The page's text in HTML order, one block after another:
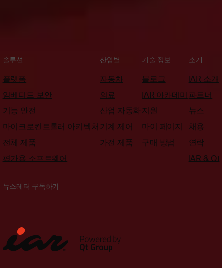
솔루션
플랫폼
임베디드 보안
기능 안전
마이크로컨트롤러 아키텍처
전체 제품
평가용 소프트웨어
산업별
자동차
의료
산업 자동화
기계 제어
가전 제품
기술 정보
블로그
IAR 아카데미
지원
마이 페이지
구매 방법
소개
IAR 소개
파트너
뉴스
채용
연락
IAR & Qt
뉴스레터 구독하기